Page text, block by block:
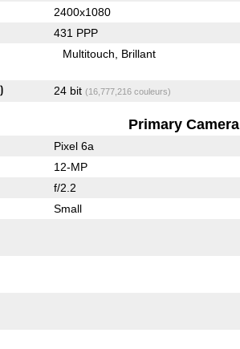
2400x1080
431 PPP
Multitouch Brillant
24 bit (16,777,216 couleurs)
Primary Camera
Pixel 6a
12-MP
f/2.2
Small